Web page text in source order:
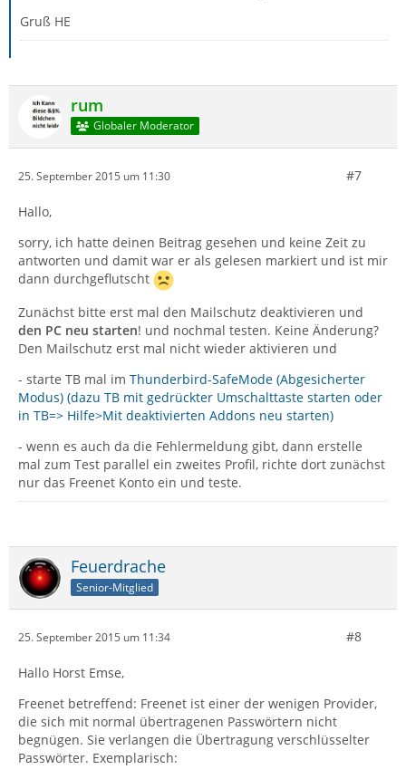
Gruß HE
rum
Globaler Moderator
25. September 2015 um 11:30 #7
Hallo,
sorry, ich hatte deinen Beitrag gesehen und keine Zeit zu
antworten und damit war er als gelesen markiert und ist mir
dann durchgeflutscht
Zunächst bitte erst mal den Mailschutz deaktivieren und
den PC neu starten! und nochmal testen. Keine Änderung?
Den Mailschutz erst mal nicht wieder aktivieren und
- starte TB mal im Thunderbird-SafeMode (Abgesicherter
Modus) (dazu TB mit gedrückter Umschalttaste starten oder
in TB=> Hilfe>Mit deaktivierten Addons neu starten)
- wenn es auch da die Fehlermeldung gibt, dann erstelle
mal zum Test parallel ein zweites Profil, richte dort zunächst
nur das Freenet Konto ein und teste.
Feuerdrache
Senior-Mitglied
25. September 2015 um 11:34 #8
Hallo Horst Emse,
Freenet betreffend: Freenet ist einer der wenigen Provider,
die sich mit normal übertragenen Passwörtern nicht
begnügen. Sie verlangen die Übertragung verschlüsselter
Passwörter. Exemplarisch: